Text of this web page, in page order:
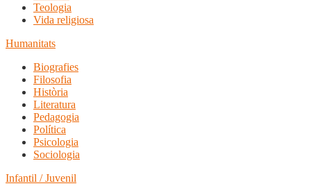
Teologia
Vida religiosa
Humanitats
Biografies
Filosofia
Història
Literatura
Pedagogia
Política
Psicologia
Sociologia
Infantil / Juvenil